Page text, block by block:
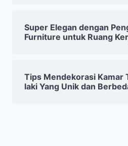
Super Elegan dengan
Furniture untuk Ruang
Tips Mendekorasi Kamar
laki Yang Unik dan